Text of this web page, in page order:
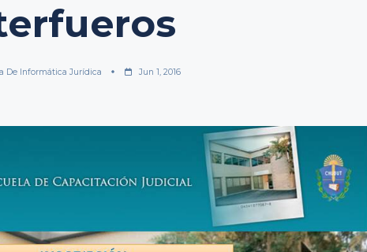
De Informática Jurídica Jun 1, 2016